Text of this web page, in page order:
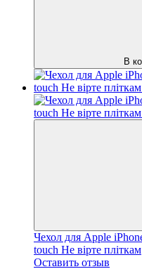
В
Чехол для Apple
touch Не вірте пліткам
Оставить отзыв